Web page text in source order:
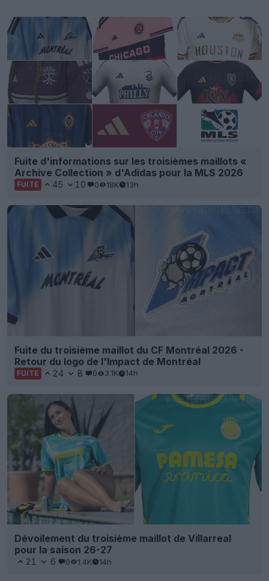
Fuite d'informations sur les troisièmes maillots «
Archive Collection » d'Adidas pour la MLS 2026
FUITE 45 10 0 18K 13h
Fuite du troisième maillot du CF Montréal 2026 -
Retour du logo de l'Impact de Montréal
FUITE 24 8 0 3.1K 14h
Dévoilement du troisième maillot de Villarreal
pour la saison 26-27
21 6 0 1.4K 14h